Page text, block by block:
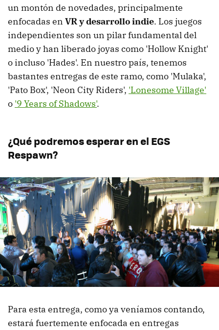
un montón de novedades, principalmente
enfocadas en VR y desarrollo indie. Los juegos
independientes son un pilar fundamental del
medio y han liberado joyas como 'Hollow Knight'
o incluso 'Hades'. En nuestro país, tenemos
bastantes entregas de este ramo, como 'Mulaka',
'Pato Box', 'Neon City Riders', 'Lonesome Village'
o '9 Years of Shadows'.
¿Qué podremos esperar en el EGS
Respawn?
Para esta entrega, como ya veníamos contando,
estará fuertemente enfocada en entregas